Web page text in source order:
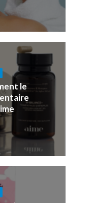
le